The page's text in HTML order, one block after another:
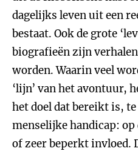
dagelijks leven uit een
bestaat. Ook de grote
biografieën zijn
worden. Waarin veel
‘lijn’ van het avontuur,
het doel dat bereikt is,
menselijke handicap: op
of zeer beperkt invloed.